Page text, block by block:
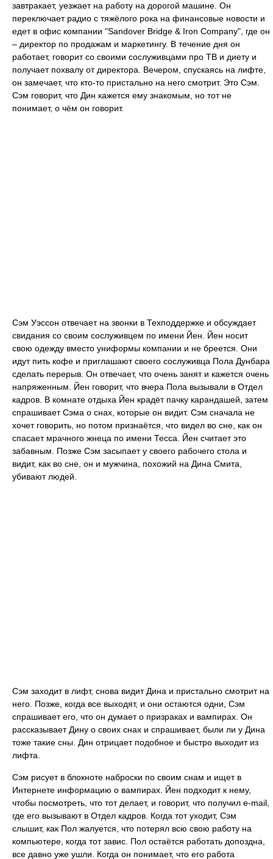
завтракает, уезжает на работу на дорогой машине. Он
переключает радио с тяжёлого рока на финансовые новости и
едет в офис компании "Sandover Bridge & Iron Companу", где он
– директор по продажам и маркетингу. В течение дня он
работает, говорит со своими сослуживцами про ТВ и диету и
получает похвалу от директора. Вечером, спускаясь на лифте,
он замечает, что кто-то пристально на него смотрит. Это Сэм.
Сэм говорит, что Дин кажется ему знакомым, но тот не
понимает, о чём он говорит.
Сэм Уэссон отвечает на звонки в Техподдержке и обсуждает
свидания со своим сослуживцем по имени Йен. Йен носит
свою одежду вместо униформы компании и не бреется. Они
идут пить кофе и приглашают своего сослуживца Пола Дунбара
сделать перерыв. Он отвечает, что очень занят и кажется очень
напряженным. Йен говорит, что вчера Пола вызывали в Отдел
кадров. В комнате отдыха Йен крадёт пачку карандашей, затем
спрашивает Сэма о снах, которые он видит. Сэм сначала не
хочет говорить, но потом признаётся, что видел во сне, как он
спасает мрачного жнеца по имени Тесса. Йен считает это
забавным. Позже Сэм засыпает у своего рабочего стола и
видит, как во сне, он и мужчина, похожий на Дина Смита,
убивают людей.
Сэм заходит в лифт, снова видит Дина и пристально смотрит на
него. Позже, когда все выходят, и они остаются одни, Сэм
спрашивает его, что он думает о призраках и вампирах. Он
рассказывает Дину о своих снах и спрашивает, были ли у Дина
тоже такие сны. Дин отрицает подобное и быстро выходит из
лифта.
Сэм рисует в блокноте наброски по своим снам и ищет в
Интернете информацию о вампирах. Йен подходит к нему,
чтобы посмотреть, что тот делает, и говорит, что получил e-mail,
где его вызывают в Отдел кадров. Когда тот уходит, Сэм
слышит, как Пол жалуется, что потерял всю свою работу на
компьютере, когда тот завис. Пол остаётся работать допоздна,
все давно уже ушли. Когда он понимает, что его работа